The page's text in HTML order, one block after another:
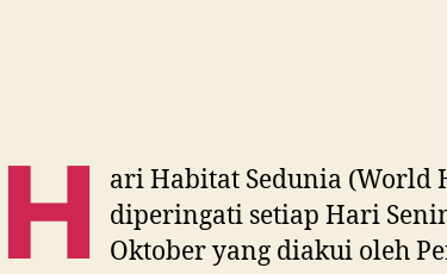
H
ari Habitat Sedunia (World
diperingati setiap Hari
Oktober yang diakui oleh